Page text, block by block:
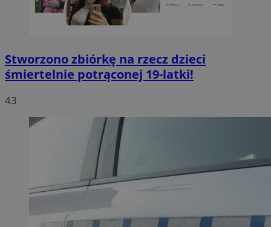
Stworzono zbiórkę na rzecz dzieci
śmiertelnie potrąconej 19-latki!
43